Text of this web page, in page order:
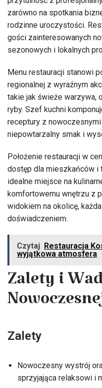
zarówno na spotkania
rodzinne uroczystości.
gości zainteresowanych
sezonowych i lokalnych
Menu restauracji stanowi
regionalnej z wyraźnym
takie jak świeże warzywa,
ryby. Szef kuchni
receptury z nowoczesnymi
niepowtarzalny smak i
Położenie restauracji w
dostęp dla mieszkańców i
idealne miejsce na
komfortowemu wnętrzu z
widokiem na okolicę,
doświadczeniem.
Czytaj Restauracja
wyjątkowa atmosfera
Zalety i
Zalety
Nowoczesny wystrój
sprzyjająca relaksowi i